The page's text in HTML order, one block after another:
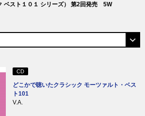
ベスト１０１ シリーズ） 第2回発売 5W
CD
どこかで聴いたクラシック モーツァルト・ベス
ト101
V.A.